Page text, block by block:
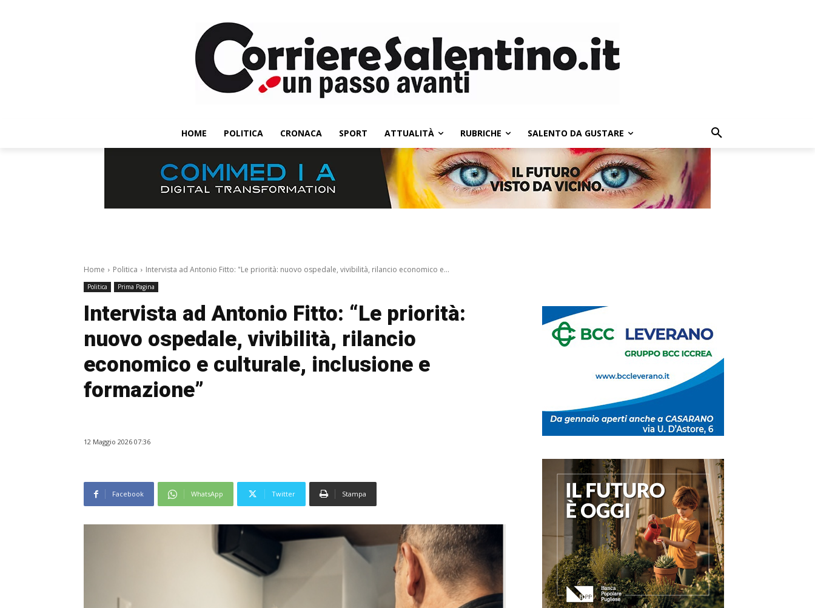
HOME POLITICA CRONACA SPORT ATTUALITÀ RUBRICHE SALENTO DA GUSTARE
Home Politica Intervista ad Antonio Fitto: "Le priorità: nuovo ospedale, vivibilità, rilancio economico e...
Politica Prima Pagina
Intervista ad Antonio Fitto: “Le priorità:
nuovo ospedale, vivibilità, rilancio
economico e culturale, inclusione e
formazione”
12 Maggio 2026 07:36
Facebook WhatsApp Twitter Stampa